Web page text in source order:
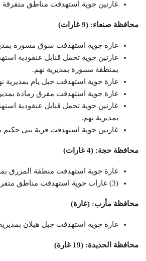
غارتين جوية استهدفت مناطق متفرقة
محافظة صنعاء: (9 غارات)
غارة جوية استهدفت سوق مسورة
غارتين جوية تحمل قنابل عنقودية
بمنطقة مسورة بمديرية نهم.
غارة جوية استهدفت جبل يام بمديرية
غارة جوية استهدفت مفرق رمادة
غارتين جوية تحمل قنابل عنقودية
بمديرية نهم.
غارتين جوية استهدفت قرية بني حكيم
محافظة حجة: (4 غارات)
غارة جوية استهدفت منطقة المزرق
(3) غارات جوية استهدفت مناطق متفرقة بمديرية ميدي.
محافظة مأرب: (غارة)
غارة جوية استهدفت جبل هيلان
محافظة الحديدة: (19 غارة)